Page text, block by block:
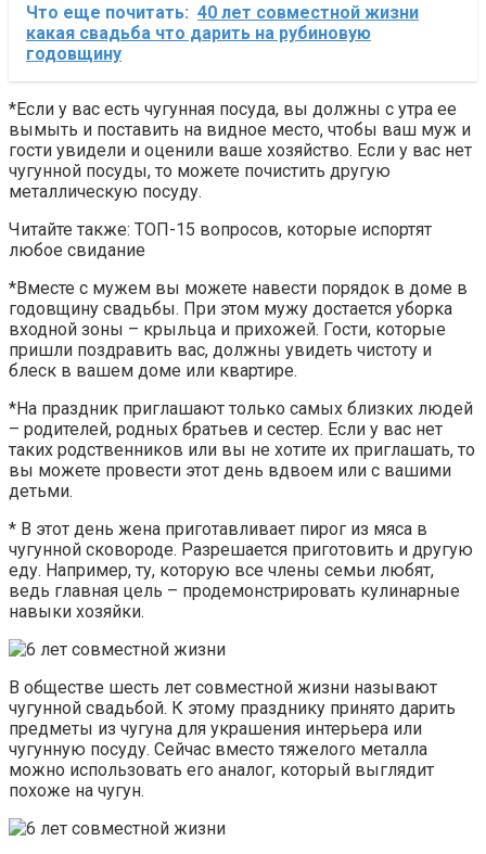
Что еще почитать: 40 лет совместной жизни
какая свадьба что дарить на рубиновую
годовщину
*Если у вас есть чугунная посуда, вы должны с утра ее
вымыть и поставить на видное место, чтобы ваш муж и
гости увидели и оценили ваше хозяйство. Если у вас нет
чугунной посуды, то можете почистить другую
металлическую посуду.
Читайте также: ТОП-15 вопросов, которые испортят
любое свидание
*Вместе с мужем вы можете навести порядок в доме в
годовщину свадьбы. При этом мужу достается уборка
входной зоны – крыльца и прихожей. Гости, которые
пришли поздравить вас, должны увидеть чистоту и
блеск в вашем доме или квартире.
*На праздник приглашают только самых близких людей
– родителей, родных братьев и сестер. Если у вас нет
таких родственников или вы не хотите их приглашать, то
вы можете провести этот день вдвоем или с вашими
детьми.
* В этот день жена приготавливает пирог из мяса в
чугунной сковороде. Разрешается приготовить и другую
еду. Например, ту, которую все члены семьи любят,
ведь главная цель – продемонстрировать кулинарные
навыки хозяйки.
В обществе шесть лет совместной жизни называют
чугунной свадьбой. К этому празднику принято дарить
предметы из чугуна для украшения интерьера или
чугунную посуду. Сейчас вместо тяжелого металла
можно использовать его аналог, который выглядит
похоже на чугун.